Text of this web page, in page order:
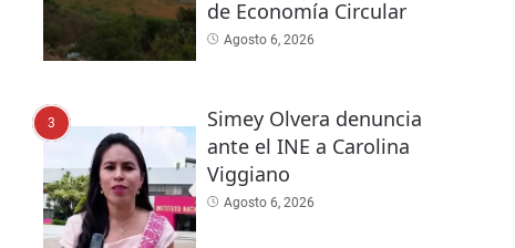
de Economía Circular
Agosto 6, 2026
3
Simey Olvera denuncia
ante el INE a Carolina
Viggiano
Agosto 6, 2026